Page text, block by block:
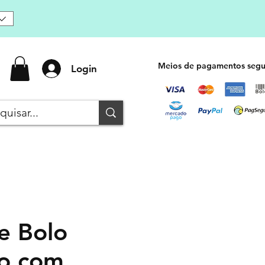
Login Meios de pagamentos
Bolo